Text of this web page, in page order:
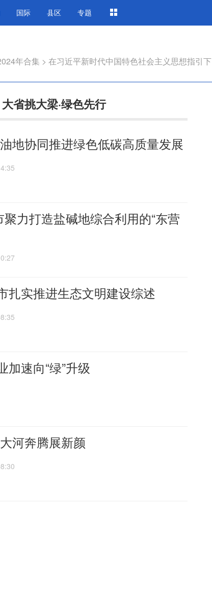
国际 县区 专题
年合集 > 在习近平新时代中国特色社会主义思想指引下
省挑大梁·绿色先行
协同推进绿色低碳高质量发展
力打造盐碱地综合利用的“东营
扎实推进生态文明建设综述
加速向“绿”升级
河奔腾展新颜